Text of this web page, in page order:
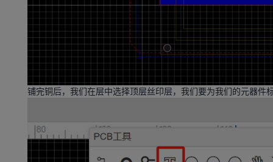
铺完铜后，我们在层中选择顶层丝印层，我们要为我们的元器件